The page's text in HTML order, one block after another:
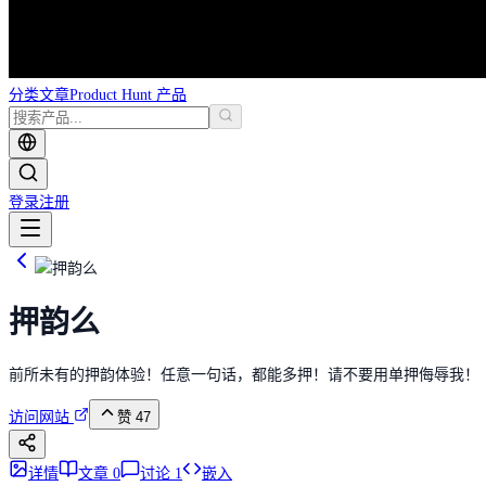
分类文章Product Hunt 产品
登录注册
押韵么
前所未有的押韵体验！任意一句话，都能多押！请不要用单押侮辱我！
访问网站 赞 47
详情 文章 0 讨论 1 嵌入